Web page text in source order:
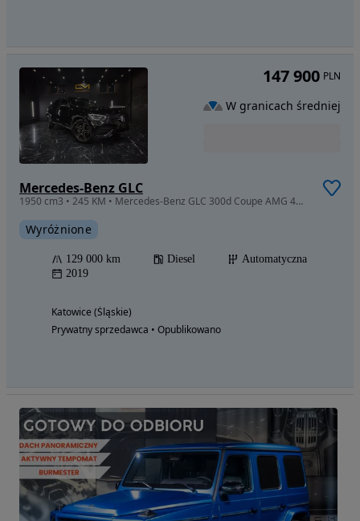
Mercedes-Benz GLC
1950 cm3 • 245 KM • Mercedes-Benz GLC 300d Coupe AMG 4MATIC - pierwszy właściciel, ASO
Wyróżnione
129 000 km Diesel
Automatyczna
2019
Katowice (Śląskie)
Prywatny sprzedawca • Opublikowano
147 900 PLN
W granicach średniej